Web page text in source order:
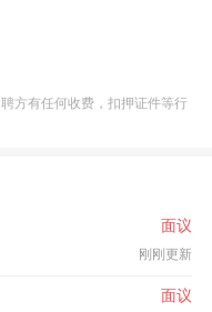
方有任何收费，扣押证件等行
面议
刚刚更新
面议